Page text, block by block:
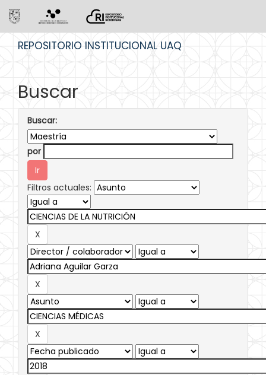
REPOSITORIO INSTITUCIONAL UAQ
Buscar
Buscar:
por
Filtros actuales: